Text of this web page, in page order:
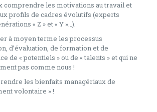
comprendre les motivations au travail et
profils de cadres évolutifs (experts
« Z » et « Y »…).
à moyen terme les processus
d’évaluation, de formation et de
de « potentiels » ou de « talents » et qui ne
pas comme nous !
les bienfaits managériaux de
volontaire » !